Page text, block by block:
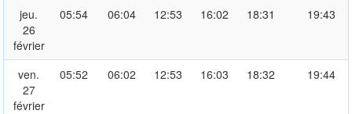
jeu.
26
février
05:54 06:04 12:53 16:02 18:31 19:43
ven.
27
février
05:52 06:02 12:53 16:03 18:32 19:44